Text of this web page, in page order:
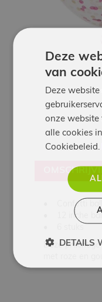
• Confetti
• 12 inche
Deze
Deze
van
Deze
onze website
alle cookies
Cookiebeleid.
DETAILS